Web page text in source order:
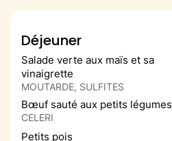
Déjeuner
Salade verte aux maïs et sa
vinaigrette
MOUTARDE, SULFITES
Bœuf sauté aux petits légumes
CELERI
Petits pois